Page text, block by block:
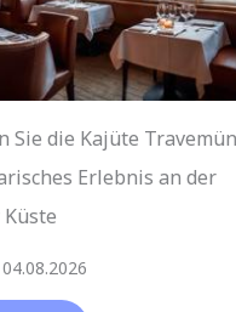
Sie die Kajüte
Erlebnis an der
04.08.2026